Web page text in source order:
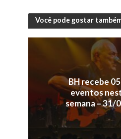
Você pode gostar
BH recebe
eventos
semana – 31/